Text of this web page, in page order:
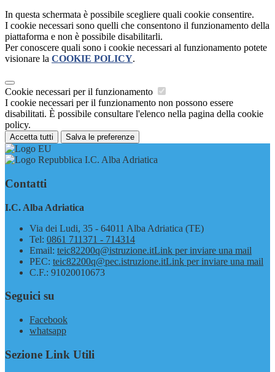
In questa schermata è possibile scegliere quali cookie consentire.
I cookie necessari sono quelli che consentono il funzionamento della
piattaforma e non è possibile disabilitarli.
Per conoscere quali sono i cookie necessari al funzionamento potete
visionare la COOKIE POLICY.
Cookie necessari per il funzionamento
I cookie necessari per il funzionamento non possono essere
disabilitati. È possibile consultare l'elenco nella pagina della cookie
policy.
Accetta tutti Salva le preferenze
I.C. Alba Adriatica
Contatti
I.C. Alba Adriatica
Via dei Ludi, 35 - 64011 Alba Adriatica (TE)
Tel: 0861 711371 - 714314
Email: teic82200q@istruzione.itLink per inviare una mail
PEC: teic82200q@pec.istruzione.itLink per inviare una mail
C.F.: 91020010673
Seguici su
Facebook
whatsapp
Sezione Link Utili